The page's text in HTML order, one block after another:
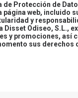
de Protección de
web,
y
Odiseo, S.L.,
y promociones,
sus